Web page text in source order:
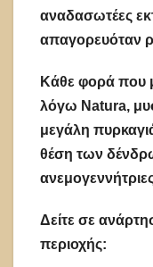
αναδασωτέες
απαγορευόταν
Κάθε φορά που
λόγω Natura,
μεγάλη
θέση των
Δείτε σε
περιοχής: